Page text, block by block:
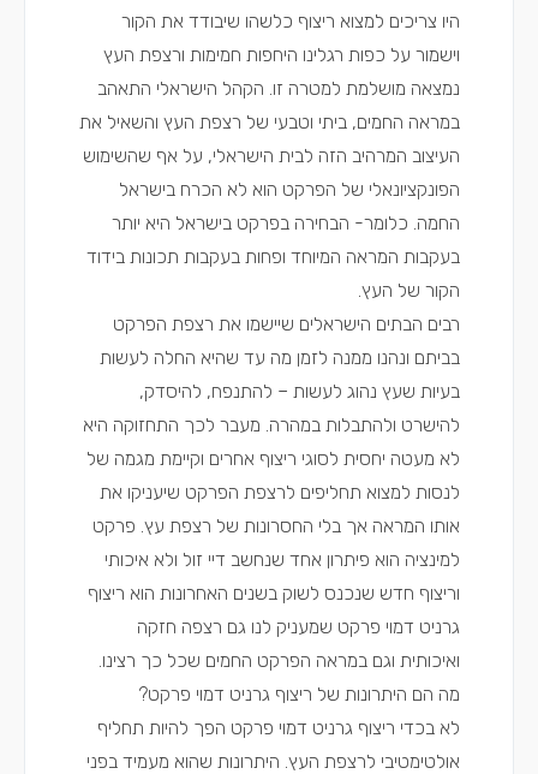
היו צריכים למצוא ריצוף כלשהו שיבודד את הקור
וישמור על כפות רגלינו היחפות חמימות ורצפת העץ
נמצאה מושלמת למטרה זו. הקהל הישראלי התאהב
במראה החמים, ביתי וטבעי של רצפת העץ והשאיל את
העיצוב המרהיב הזה לבית הישראלי, על אף שהשימוש
הפונקציונאלי של הפרקט הוא לא הכרח בישראל
החמה. כלומר- הבחירה בפרקט בישראל היא יותר
בעקבות המראה המיוחד ופחות בעקבות תכונות בידוד
הקור של העץ.
רבים הבתים הישראלים שיישמו את רצפת הפרקט
בביתם ונהנו ממנה לזמן מה עד שהיא החלה לעשות
בעיות שעץ נהוג לעשות – להתנפח, להיסדק,
להישרט ולהתבלות במהרה. מעבר לכך התחזוקה היא
לא מעטה יחסית לסוגי ריצוף אחרים וקיימת מגמה של
לנסות למצוא תחליפים לרצפת הפרקט שיעניקו את
אותו המראה אך בלי החסרונות של רצפת עץ. פרקט
למינציה הוא פיתרון אחד שנחשב דיי זול ולא איכותי
וריצוף חדש שנכנס לשוק בשנים האחרונות הוא ריצוף
גרניט דמוי פרקט שמעניק לנו גם רצפה חזקה
ואיכותית וגם במראה הפרקט החמים שכל כך רצינו.
מה הם היתרונות של ריצוף גרניט דמוי פרקט?
לא בכדי ריצוף גרניט דמוי פרקט הפך להיות תחליף
אולטימטיבי לרצפת העץ. היתרונות שהוא מעמיד בפני